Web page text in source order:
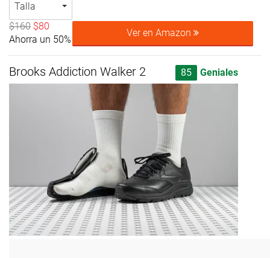
Talla
$160 $80
Ahorra un 50%
Ver en Amazon
Brooks Addiction Walker 2 85 Geniales